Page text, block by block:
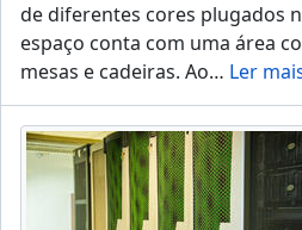
de diferentes cores plugados
espaço conta com uma área
mesas e cadeiras. Ao… Ler